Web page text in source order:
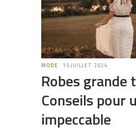
MODE 15 JUILLET 2024
Robes grande
Conseils pour
impeccable